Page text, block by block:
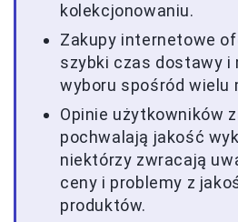
kolekcjonowaniu.
Zakupy internetowe
szybki czas dostawy i
wyboru spośród wielu
Opinie użytkowników
pochwalają jakość
niektórzy zwracają
ceny i problemy z
produktów.